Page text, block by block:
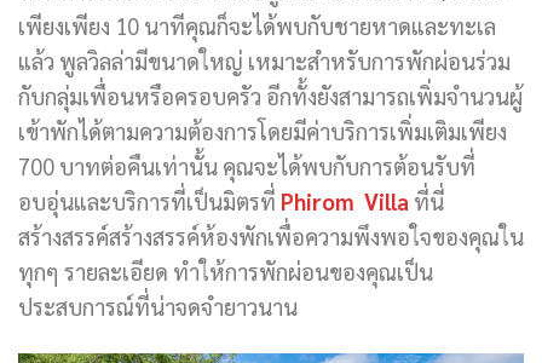
เพียงเพียง 10 นาทีคุณก็จะได้พบกับชายหาดและทะเล
แล้ว พูลวิลล่ามีขนาดใหญ่ เหมาะสำหรับการพักผ่อนร่วม
กับกลุ่มเพื่อนหรือครอบครัว อีกทั้งยังสามารถเพิ่มจำนวนผู้
เข้าพักได้ตามความต้องการโดยมีค่าบริการเพิ่มเติมเพียง
700 บาทต่อคืนเท่านั้น คุณจะได้พบกับการต้อนรับที่
อบอุ่นและบริการที่เป็นมิตรที่ Phirom Villa ที่นี่
สร้างสรรค์สร้างสรรค์ห้องพักเพื่อความพึงพอใจของคุณใน
ทุกๆ รายละเอียด ทำให้การพักผ่อนของคุณเป็น
ประสบการณ์ที่น่าจดจำยาวนาน